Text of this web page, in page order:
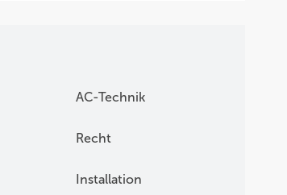
AC-Technik
Recht
Installation